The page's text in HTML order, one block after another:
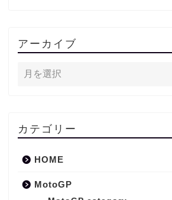
アーカイブ
カテゴリー
HOME
MotoGP